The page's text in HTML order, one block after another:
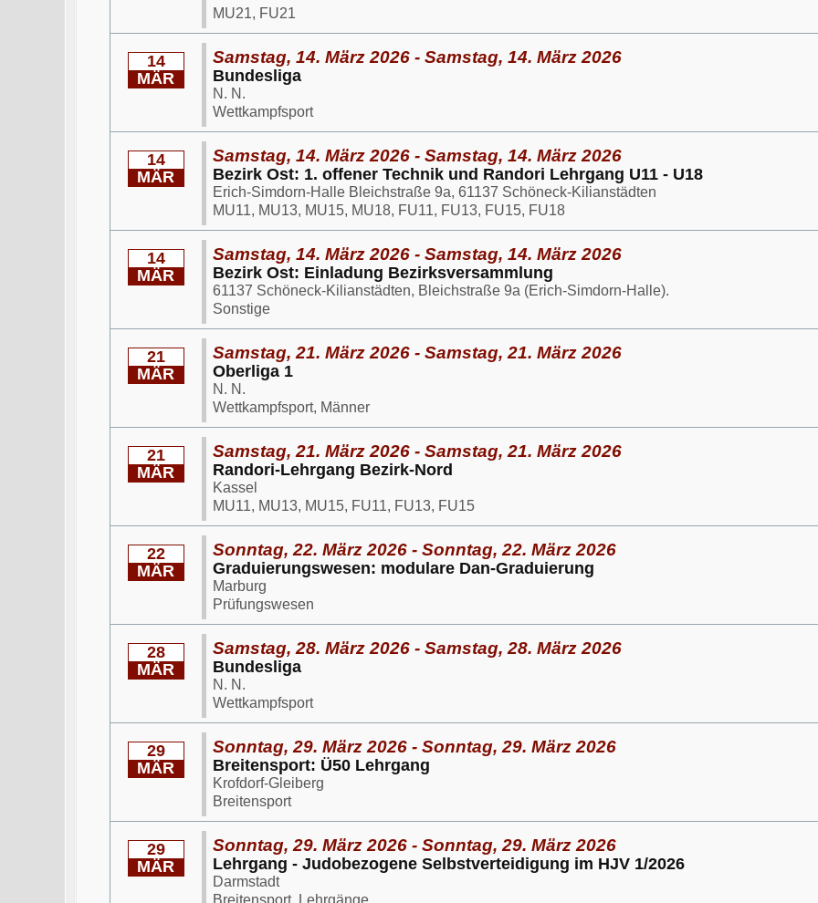
MU21, FU21
14
MÄR
Samstag, 14. März 2026 - Samstag, 14. März 2026
Bundesliga
N. N.
Wettkampfsport
14
MÄR
Samstag, 14. März 2026 - Samstag, 14. März 2026
Bezirk Ost: 1. offener Technik und Randori Lehrgang U11 - U18
Erich-Simdorn-Halle Bleichstraße 9a, 61137 Schöneck-Kilianstädten
MU11, MU13, MU15, MU18, FU11, FU13, FU15, FU18
14
MÄR
Samstag, 14. März 2026 - Samstag, 14. März 2026
Bezirk Ost: Einladung Bezirksversammlung
61137 Schöneck-Kilianstädten, Bleichstraße 9a (Erich-Simdorn-Halle).
Sonstige
21
MÄR
Samstag, 21. März 2026 - Samstag, 21. März 2026
Oberliga 1
N. N.
Wettkampfsport, Männer
21
MÄR
Samstag, 21. März 2026 - Samstag, 21. März 2026
Randori-Lehrgang Bezirk-Nord
Kassel
MU11, MU13, MU15, FU11, FU13, FU15
22
MÄR
Sonntag, 22. März 2026 - Sonntag, 22. März 2026
Graduierungswesen: modulare Dan-Graduierung
Marburg
Prüfungswesen
28
MÄR
Samstag, 28. März 2026 - Samstag, 28. März 2026
Bundesliga
N. N.
Wettkampfsport
29
MÄR
Sonntag, 29. März 2026 - Sonntag, 29. März 2026
Breitensport: Ü50 Lehrgang
Krofdorf-Gleiberg
Breitensport
29
MÄR
Sonntag, 29. März 2026 - Sonntag, 29. März 2026
Lehrgang - Judobezogene Selbstverteidigung im HJV 1/2026
Darmstadt
Breitensport, Lehrgänge